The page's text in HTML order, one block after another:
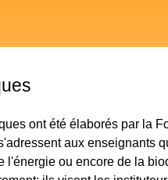
ont été élaborés par la
aux enseignants
l'énergie ou encore de la